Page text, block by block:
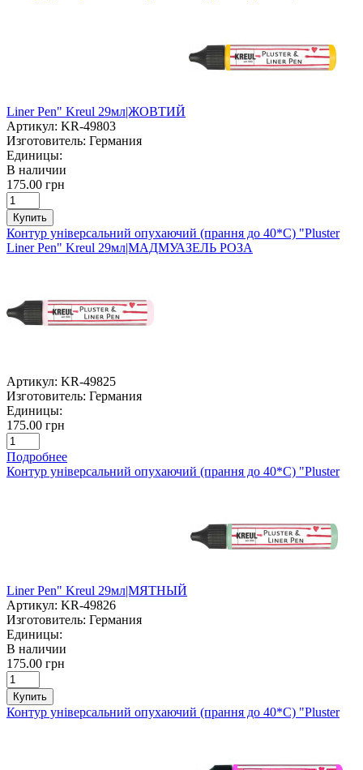
Liner Pen" Kreul 29мл|ЖОВТИЙ
Артикул: KR-49803
Изготовитель: Германия
Единицы:
В наличии
175.00 грн
Купить
Контур універсальний опухаючий (прання до 40*С) "Pluster
Liner Pen" Kreul 29мл|МАДМУАЗЕЛЬ РОЗА
Артикул: KR-49825
Изготовитель: Германия
Единицы:
175.00 грн
Подробнее
Контур універсальний опухаючий (прання до 40*С) "Pluster
Liner Pen" Kreul 29мл|МЯТНЫЙ
Артикул: KR-49826
Изготовитель: Германия
Единицы:
В наличии
175.00 грн
Купить
Контур універсальний опухаючий (прання до 40*С) "Pluster